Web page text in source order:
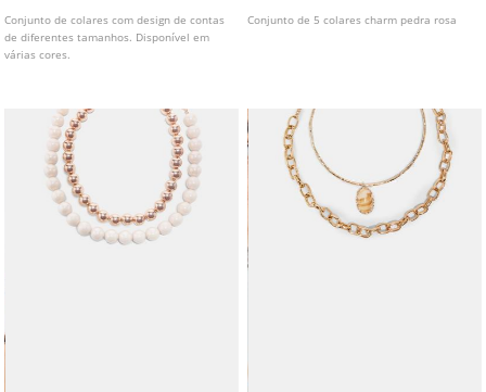
Conjunto de colares com design de contas
de diferentes tamanhos. Disponível em
várias cores.
Conjunto de 5 colares charm pedra rosa